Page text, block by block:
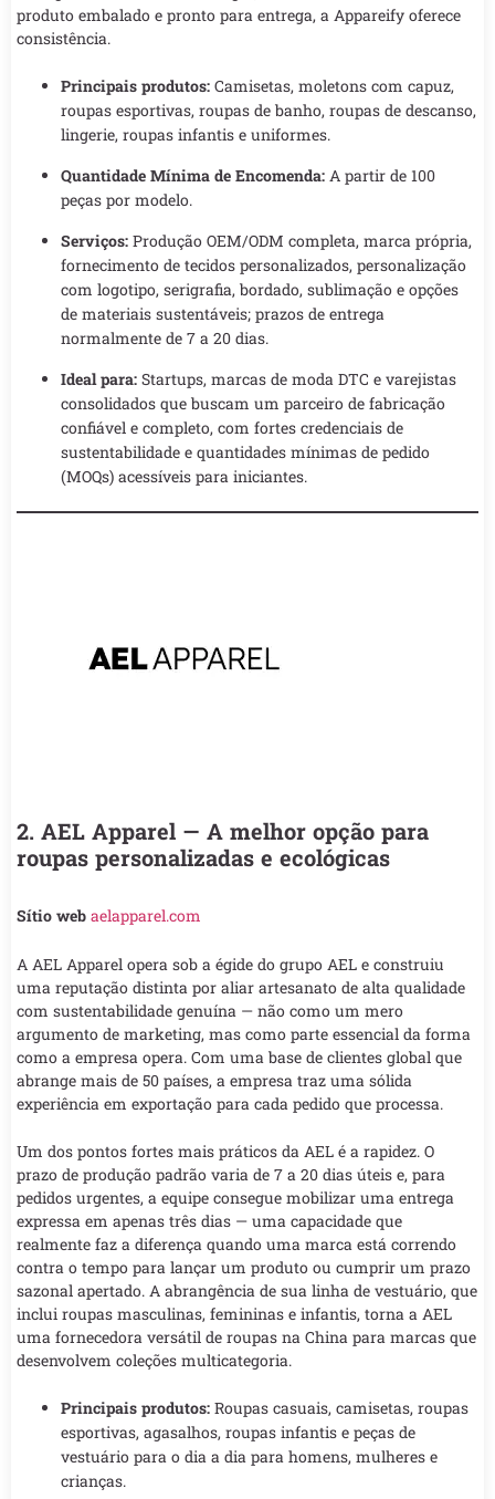
produto embalado e pronto para entrega, a Appareify oferece
consistência.
Principais produtos: Camisetas, moletons com capuz,
roupas esportivas, roupas de banho, roupas de descanso,
lingerie, roupas infantis e uniformes.
Quantidade Mínima de Encomenda: A partir de 100
peças por modelo.
Serviços: Produção OEM/ODM completa, marca própria,
fornecimento de tecidos personalizados, personalização
com logotipo, serigrafia, bordado, sublimação e opções
de materiais sustentáveis; prazos de entrega
normalmente de 7 a 20 dias.
Ideal para: Startups, marcas de moda DTC e varejistas
consolidados que buscam um parceiro de fabricação
confiável e completo, com fortes credenciais de
sustentabilidade e quantidades mínimas de pedido
(MOQs) acessíveis para iniciantes.
2. AEL Apparel — A melhor opção para
roupas personalizadas e ecológicas
Sítio web aelapparel.com
A AEL Apparel opera sob a égide do grupo AEL e construiu
uma reputação distinta por aliar artesanato de alta qualidade
com sustentabilidade genuína — não como um mero
argumento de marketing, mas como parte essencial da forma
como a empresa opera. Com uma base de clientes global que
abrange mais de 50 países, a empresa traz uma sólida
experiência em exportação para cada pedido que processa.
Um dos pontos fortes mais práticos da AEL é a rapidez. O
prazo de produção padrão varia de 7 a 20 dias úteis e, para
pedidos urgentes, a equipe consegue mobilizar uma entrega
expressa em apenas três dias — uma capacidade que
realmente faz a diferença quando uma marca está correndo
contra o tempo para lançar um produto ou cumprir um prazo
sazonal apertado. A abrangência de sua linha de vestuário, que
inclui roupas masculinas, femininas e infantis, torna a AEL
uma fornecedora versátil de roupas na China para marcas que
desenvolvem coleções multicategoria.
Principais produtos: Roupas casuais, camisetas, roupas
esportivas, agasalhos, roupas infantis e peças de
vestuário para o dia a dia para homens, mulheres e
crianças.